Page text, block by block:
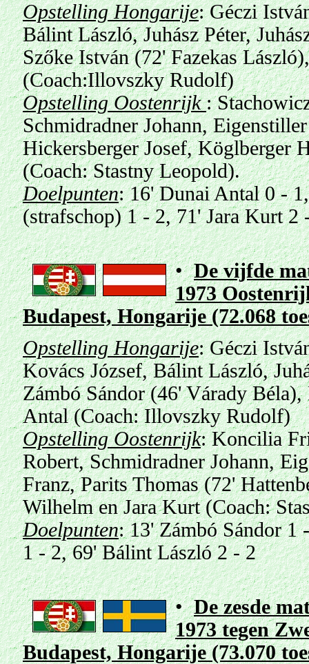
Opstelling Hongarije: Géczi
Bálint László, Juhász Péter,
Szőke István (72' Fazekas
(Coach:Illovszky Rudolf)
Opstelling Oostenrijk:
Schmidradner Johann,
Hickersberger Josef, Köglberger
(Coach: Stastny Leopold).
Doelpunten: 16' Dunai Antal 0 -
(strafschop) 1 - 2, 71' Jara Kurt 2
•De vijfde
1973
Budapest, Hongarije (72.068
Opstelling Hongarije: Géczi
Kovács József, Bálint László,
Zámbó Sándor (46' Várady
Antal (Coach: Illovszky Rudolf)
Opstelling Oostenrijk: Koncilia
Robert, Schmidradner Johann,
Franz, Parits Thomas (72'
Wilhelm en Jara Kurt (Coach:
Doelpunten:13' Zámbó Sándor 1
1 - 2, 69' Bálint László 2 - 2
•De zesde
1973 tegen
Budapest, Hongarije (73.070